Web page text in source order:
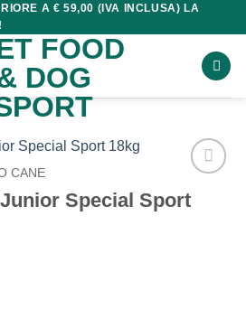
A € 59,00 (IVA INCLUSA) LA
CANE
Special Sport